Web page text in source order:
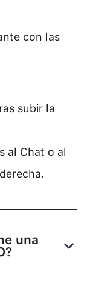
con las
subir la
al Chat o al
una